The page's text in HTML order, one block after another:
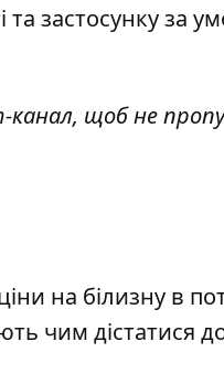
застосунку за
канал, щоб не
на білизну в
чим дістатися